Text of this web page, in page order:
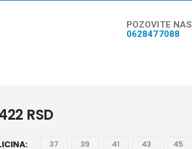
POZOVITE NAS
0628477088
RSD
37 39 41 43 45